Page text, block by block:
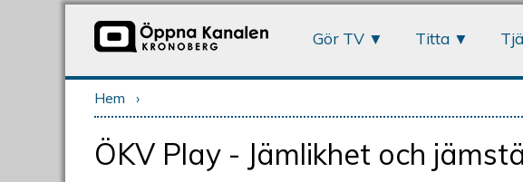
Gör TV Titta
Du är här
Hem ›
ÖKV Play - Jämlikhet och